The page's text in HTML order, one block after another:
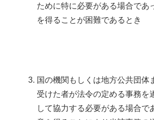
ために特に必要がある場合であ
を得ることが困難であるとき
国の機関もしくは地方公共団体
受けた者が法令の定める事務を
して協力する必要がある場合で